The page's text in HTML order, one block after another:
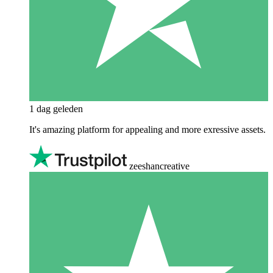
1 dag geleden
It's amazing platform for appealing and more exressive assets.
zeeshancreative